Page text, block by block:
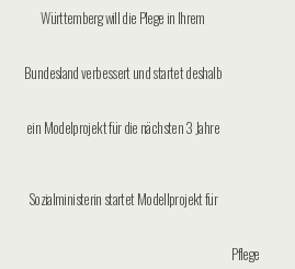
Württemberg will die Plege in Ihrem
Bundesland verbessert und startet deshalb
ein Modelprojekt für die nächsten 3 Jahre
Sozialministerin startet Modellprojekt für
Pflege